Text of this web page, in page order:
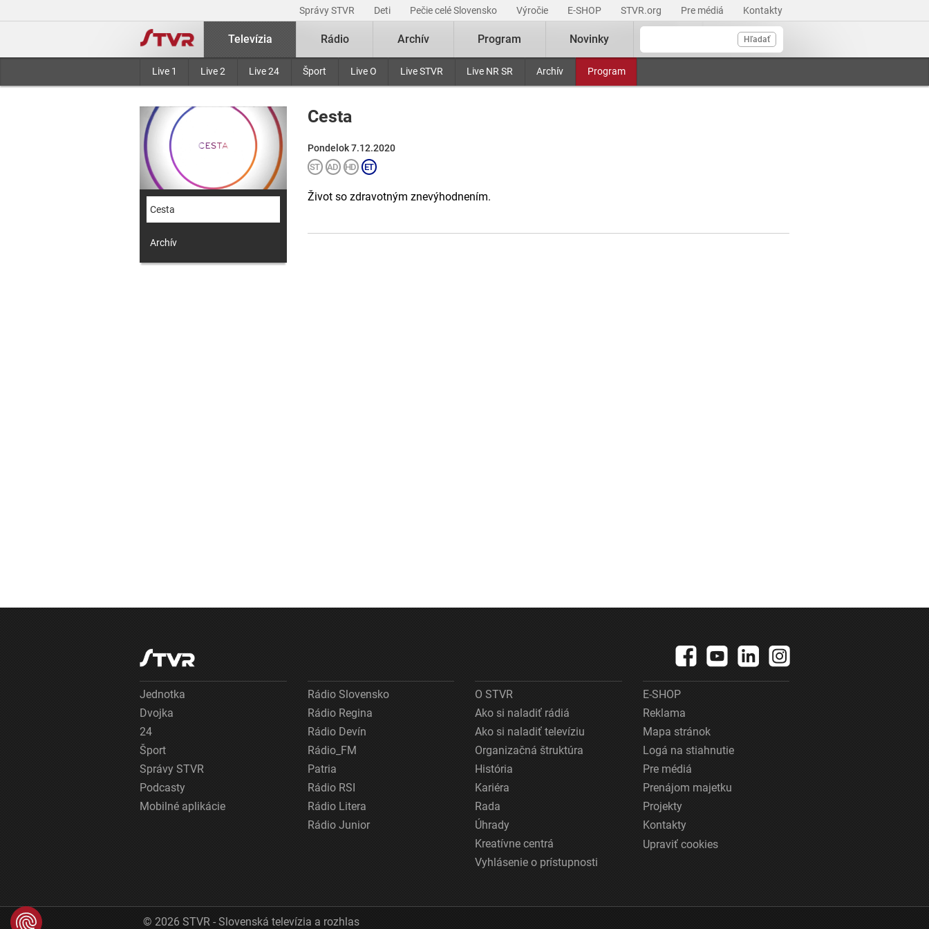
Správy STVR Deti Pečie celé Slovensko Výročie E-SHOP STVR.org Pre médiá Kontakty
Hľadať
Televízia
Live 1 Live 2 Live 24 Šport Live O Live STVR Live NR SR Archív Program
Rádio Archív Program Novinky
Cesta
Archív
Cesta
Pondelok 7.12.2020
Život so zdravotným znevýhodnením.
Jednotka
Dvojka
24
Šport
Správy STVR
Podcasty
Mobilné aplikácie
Rádio Slovensko
Rádio Regina
Rádio Devín
Rádio_FM
Patria
Rádio RSI
Rádio Litera
Rádio Junior
O STVR
Ako si naladiť rádiá
Ako si naladiť televíziu
Organizačná štruktúra
História
Kariéra
Rada
Úhrady
Kreatívne centrá
Vyhlásenie o prístupnosti
E-SHOP
Reklama
Mapa stránok
Logá na stiahnutie
Pre médiá
Prenájom majetku
Projekty
Kontakty
Upraviť cookies
© 2026 STVR - Slovenská televízia a rozhlas